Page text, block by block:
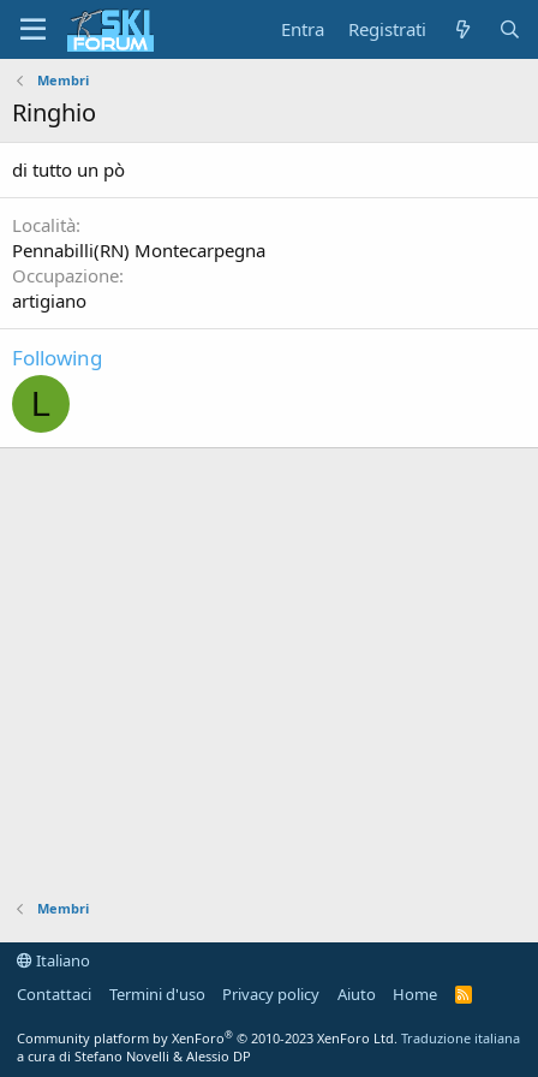
Entra Registrati
Membri
Ringhio
di tutto un pò
Località
Pennabilli(RN) Montecarpegna
Occupazione
artigiano
Following
L
Membri
Italiano
Contattaci
Termini d'uso Privacy policy Aiuto Home
R
Community platform by XenForo® © 2010-2023 XenForo Ltd. Traduzione italiana
a cura di Stefano Novelli & Alessio DP